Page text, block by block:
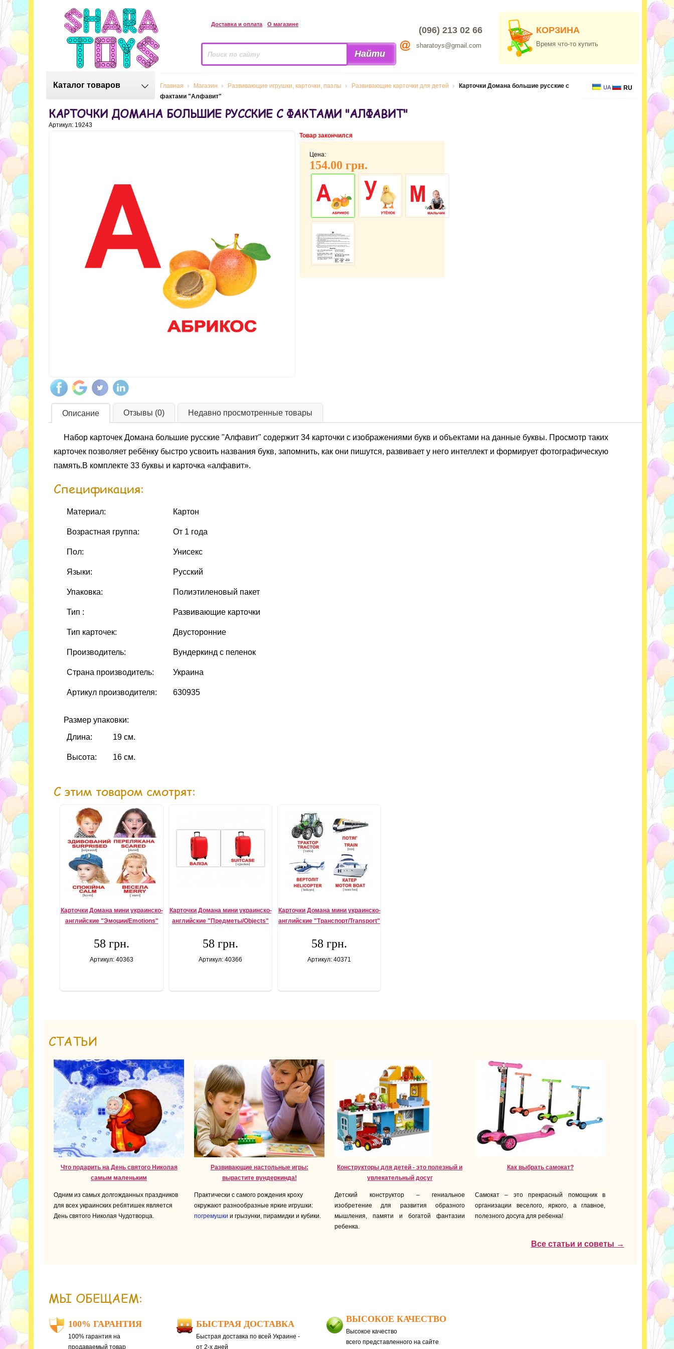
Доставка и оплата О магазине
(096) 213 02 66
sharatoys@gmail.com
КОРЗИНА
Время что-то купить
Каталог товаров Главная Магазин Развивающие игрушки, карточки, пазлы Развивающие карточки для детей
Карточки Домана большие русские с
фактами "Алфавит"
UA RU
КАРТОЧКИ ДОМАНА БОЛЬШИЕ РУССКИЕ С ФАКТАМИ "АЛФАВИТ"
Артикул: 19243
Товар закончился
Цена:
154.00 грн.
Описание Отзывы (0) Недавно просмотренные товары
Набор карточек Домана большие русские "Алфавит" содержит 34 карточки с изображениями букв и объектами на данные буквы. Просмотр таких
карточек позволяет ребёнку быстро усвоить названия букв, запомнить, как они пишутся, развивает у него интеллект и формирует фотографическую
память.В комплекте 33 буквы и карточка «алфавит».
Спецификация:
Материал: Картон
Возрастная группа: От 1 года
Пол: Унисекс
Языки: Русский
Упаковка: Полиэтиленовый пакет
Тип : Развивающие карточки
Тип карточек: Двусторонние
Производитель: Вундеркинд с пеленок
Страна производитель: Украина
Артикул производителя: 630935
Размер упаковки:
Длина:
19 см.
Высота: 16 см.
С этим товаром смотрят:
Карточки Домана мини украинско-
английские "Эмоции/Emotions"
58 грн.
Артикул: 40363
Карточки Домана мини украинско-
английские "Предметы/Objects"
58 грн.
Артикул: 40366
Карточки Домана мини украинско-
английские "Транспорт/Transport"
58 грн.
Артикул: 40371
СТАТЬИ
Что подарить на День святого Николая
самым маленьким
Одним из самых долгожданных праздников
для всех украинских ребятишек является
День святого Николая Чудотворца.
Развивающие настольные игры:
вырастите вундеркинда!
Практически с самого рождения кроху
окружают разнообразные яркие игрушки:
погремушки и грызунки, пирамидки и кубики.
Конструкторы для детей - это полезный и
увлекательный досуг
Детский конструктор – гениальное
изобретение для развития образного
мышления, памяти и богатой фантазии
ребенка.
Как выбрать самокат?
Самокат – это прекрасный помощник в
организации веселого, яркого, а главное,
полезного досуга для ребенка!
Все статьи и советы →
МЫ ОБЕЩАЕМ:
100% ГАРАНТИЯ
100% гарантия на
продаваемый товар
БЫСТРАЯ ДОСТАВКА
Быстрая доставка по всей Украине -
от 2-х дней
ВЫСОКОЕ КАЧЕСТВО
Высокое качество
всего представленного на сайте